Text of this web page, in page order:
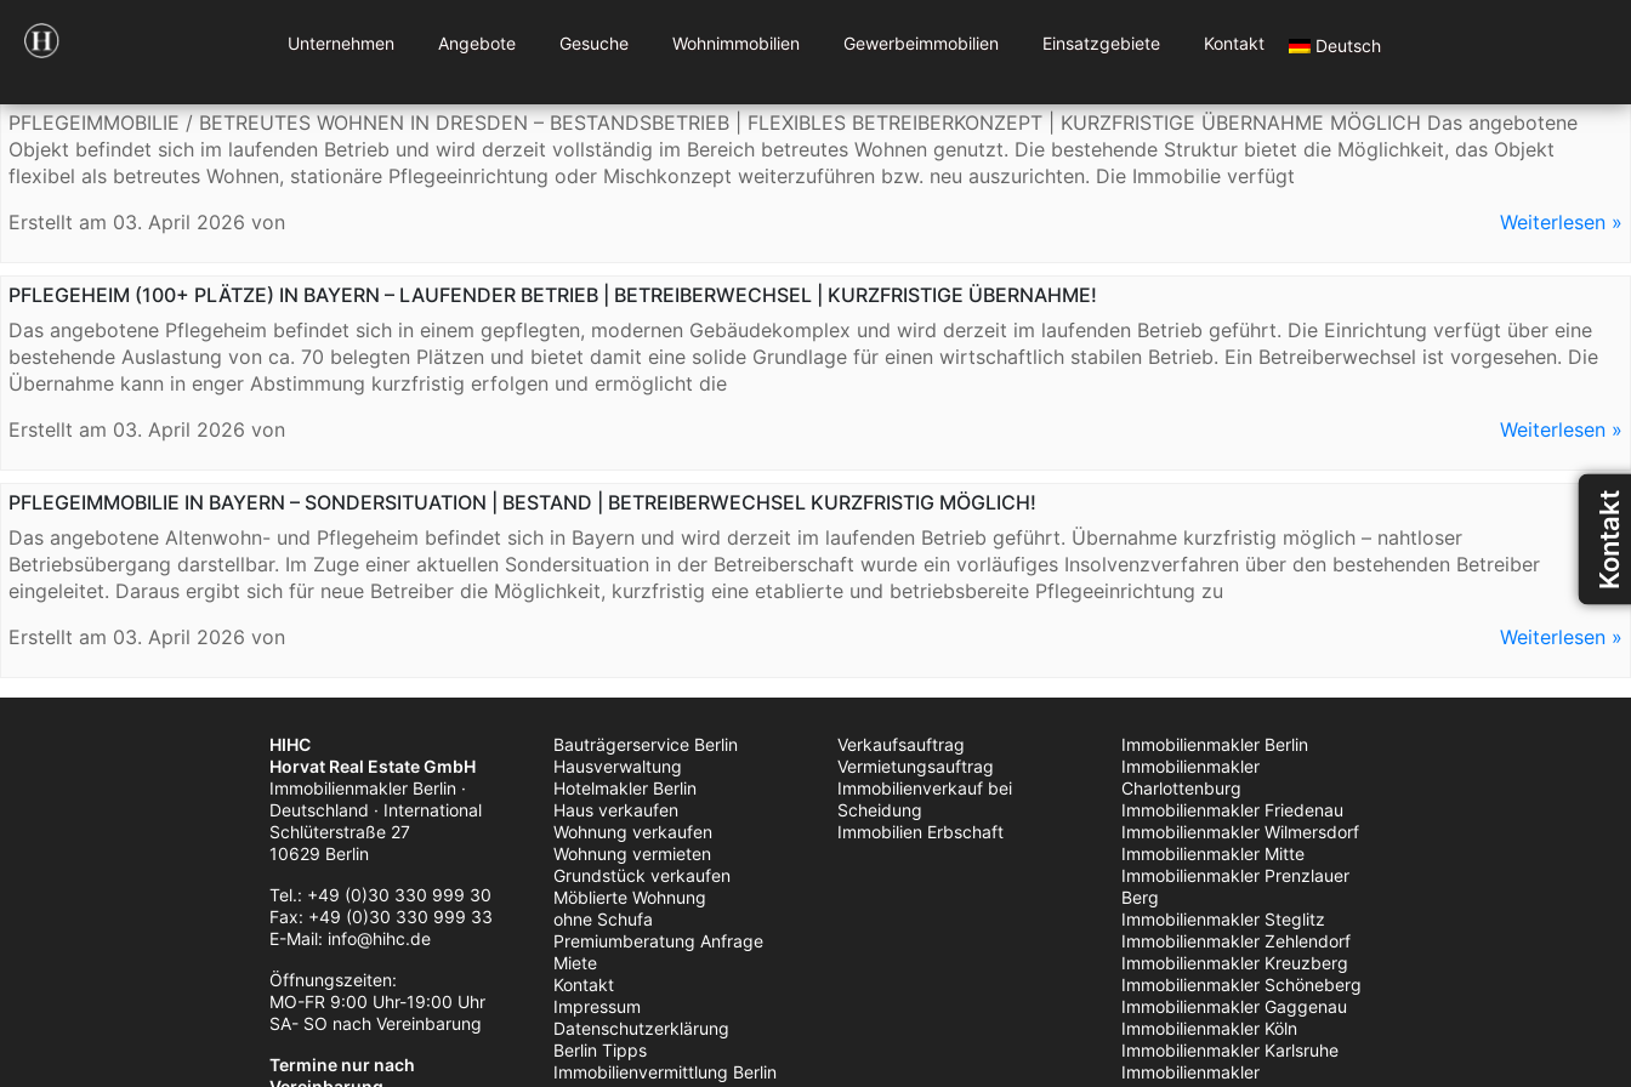
Kontakt
Unternehmen Angebote Gesuche Wohnimmobilien Gewerbeimmobilien Einsatzgebiete Kontakt Deutsch
Blog-Archive
PFLEGEIMMOBILIE / BETREUTES WOHNEN IN DRESDEN – BESTANDSBETRIEB | FLEXIBLES BETREIBERKONZEPT | KURZFRISTIGE ÜBERNAHME MÖGLICH Das angebotene
Objekt befindet sich im laufenden Betrieb und wird derzeit vollständig im Bereich betreutes Wohnen genutzt. Die bestehende Struktur bietet die Möglichkeit, das Objekt
flexibel als betreutes Wohnen, stationäre Pflegeeinrichtung oder Mischkonzept weiterzuführen bzw. neu auszurichten. Die Immobilie verfügt
Erstellt am 03. April 2026 von Weiterlesen »
PFLEGEHEIM (100+ PLÄTZE) IN BAYERN – LAUFENDER BETRIEB | BETREIBERWECHSEL | KURZFRISTIGE ÜBERNAHME!
Das angebotene Pflegeheim befindet sich in einem gepflegten, modernen Gebäudekomplex und wird derzeit im laufenden Betrieb geführt. Die Einrichtung verfügt über eine
bestehende Auslastung von ca. 70 belegten Plätzen und bietet damit eine solide Grundlage für einen wirtschaftlich stabilen Betrieb. Ein Betreiberwechsel ist vorgesehen. Die
Übernahme kann in enger Abstimmung kurzfristig erfolgen und ermöglicht die
Erstellt am 03. April 2026 von Weiterlesen »
PFLEGEIMMOBILIE IN BAYERN – SONDERSITUATION | BESTAND | BETREIBERWECHSEL KURZFRISTIG MÖGLICH!
Das angebotene Altenwohn- und Pflegeheim befindet sich in Bayern und wird derzeit im laufenden Betrieb geführt. Übernahme kurzfristig möglich – nahtloser
Betriebsübergang darstellbar. Im Zuge einer aktuellen Sondersituation in der Betreiberschaft wurde ein vorläufiges Insolvenzverfahren über den bestehenden Betreiber
eingeleitet. Daraus ergibt sich für neue Betreiber die Möglichkeit, kurzfristig eine etablierte und betriebsbereite Pflegeeinrichtung zu
Erstellt am 03. April 2026 von Weiterlesen »
HIHC
Horvat Real Estate GmbH
Immobilienmakler Berlin ·
Deutschland · International
Schlüterstraße 27
10629 Berlin
Tel.: +49 (0)30 330 999 30
Fax: +49 (0)30 330 999 33
E-Mail: info@hihc.de
Öffnungszeiten:
MO-FR 9:00 Uhr-19:00 Uhr
SA- SO nach Vereinbarung
Termine nur nach
Bauträgerservice Berlin
Hausverwaltung
Hotelmakler Berlin
Haus verkaufen
Wohnung verkaufen
Wohnung vermieten
Grundstück verkaufen
Möblierte Wohnung
ohne Schufa
Premiumberatung Anfrage
Miete
Kontakt
Impressum
Datenschutzerklärung
Berlin Tipps
Immobilienvermittlung Berlin
Verkaufsauftrag
Vermietungsauftrag
Immobilienverkauf bei
Scheidung
Immobilien Erbschaft
Immobilienmakler Berlin
Immobilienmakler
Charlottenburg
Immobilienmakler Friedenau
Immobilienmakler Wilmersdorf
Immobilienmakler Mitte
Immobilienmakler Prenzlauer
Berg
Immobilienmakler Steglitz
Immobilienmakler Zehlendorf
Immobilienmakler Kreuzberg
Immobilienmakler Schöneberg
Immobilienmakler Gaggenau
Immobilienmakler Köln
Immobilienmakler Karlsruhe
Immobilienmakler